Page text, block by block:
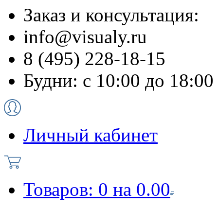
Заказ и консультация:
info@visualy.ru
8 (495) 228-18-15
Будни: с 10:00 до 18:00
Личный кабинет
Товаров: 0 на 0.00